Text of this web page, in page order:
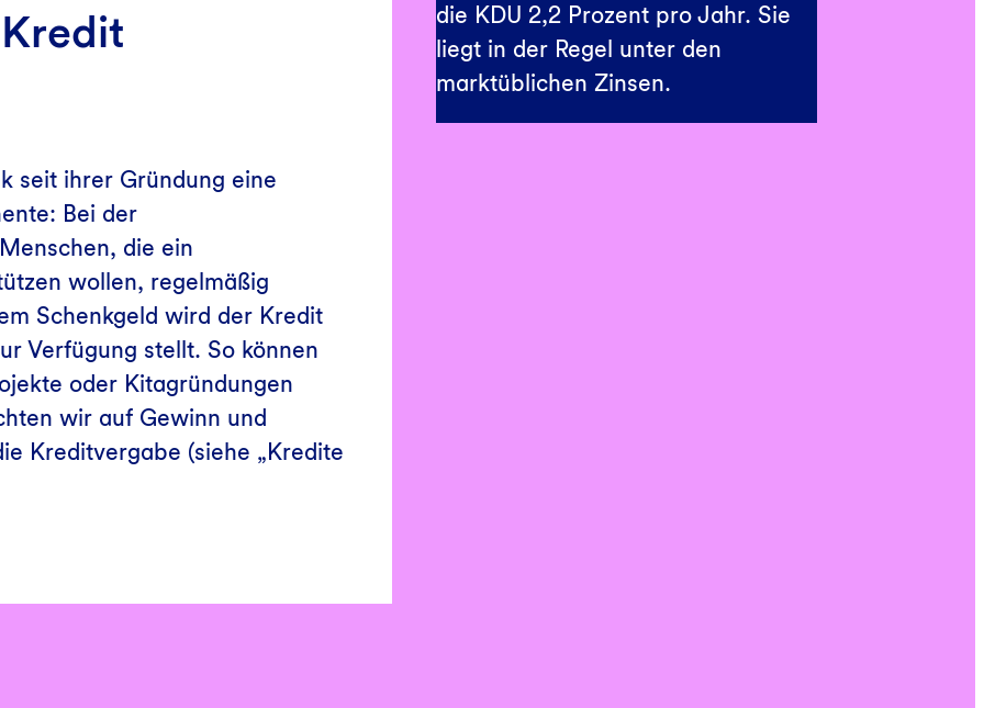
seit ihrer Gründung eine
Bei der
die ein
wollen, regelmäßig
Schenkgeld wird der Kredit
Verfügung stellt. So können
oder Kitagründungen
wir auf Gewinn und
Kreditvergabe (siehe „Kredite
die KDU 2,2 Prozent pro Jahr. Sie
liegt in der Regel unter den
marktüblichen Zinsen.